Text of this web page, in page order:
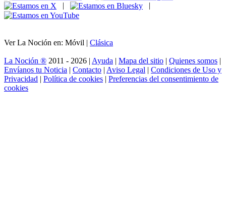
|
|
Ver La Noción en: Móvil | Clásica
La Noción ® 2011 - 2026 | Ayuda | Mapa del sitio | Quienes somos |
Envíanos tu Noticia | Contacto | Aviso Legal | Condiciones de Uso y
Privacidad | Política de cookies | Preferencias del consentimiento de
cookies